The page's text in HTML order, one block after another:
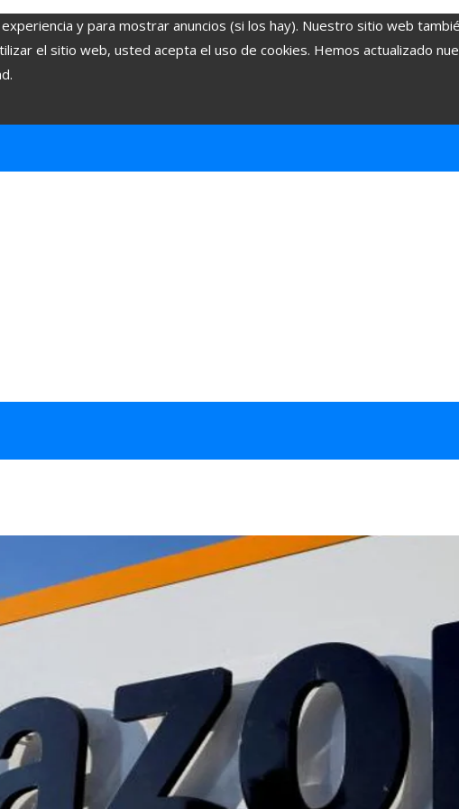
y para mostrar anuncios (si los hay). Nuestro sitio web
el sitio web, usted acepta el uso de cookies. Hemos actualizado